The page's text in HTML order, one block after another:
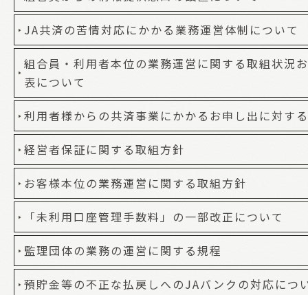
JA共済の苦情対応にかかる業務運営体制について
組合員・利用者本位の業務運営に関する取組状況
表について
利用者様からの共済事業にかかるお申し出に対す
経営者保証に関する取組方針
お客様本位の業務運営に関する取組方針
「未利用口座管理手数料」の一部改正について
監理団体の業務の運営に関する規程
預貯金等の不正な払戻しへのJAバンクの対応につ